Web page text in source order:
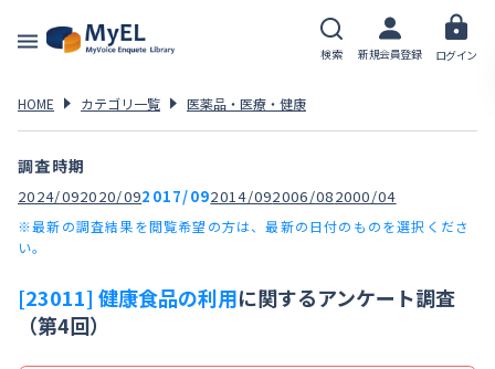
検索 新規会員登録 ログイン
HOME カテゴリ一覧 医薬品・医療・健康
調査時期
2024/092020/092017/092014/092006/082000/04
※最新の調査結果を閲覧希望の方は、最新の日付のものを選択くださ
い。
[23011] 健康食品の利用に関するアンケート調査
（第4回）